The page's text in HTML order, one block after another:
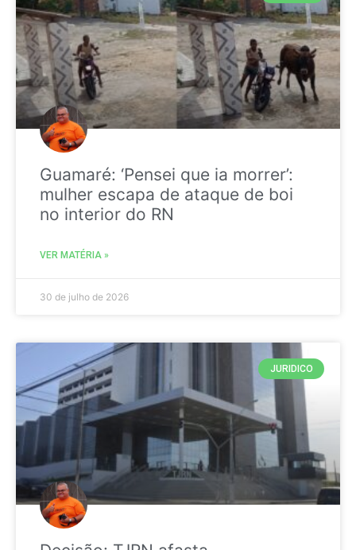
Guamaré: ‘Pensei que ia morrer’:
mulher escapa de ataque de boi
no interior do RN
VER MATÉRIA »
30 de julho de 2026
JURIDICO